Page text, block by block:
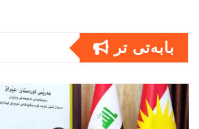
بابەتى تر